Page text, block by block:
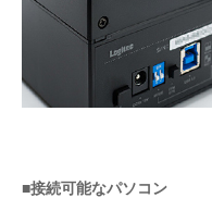
■接続可能なパソコン